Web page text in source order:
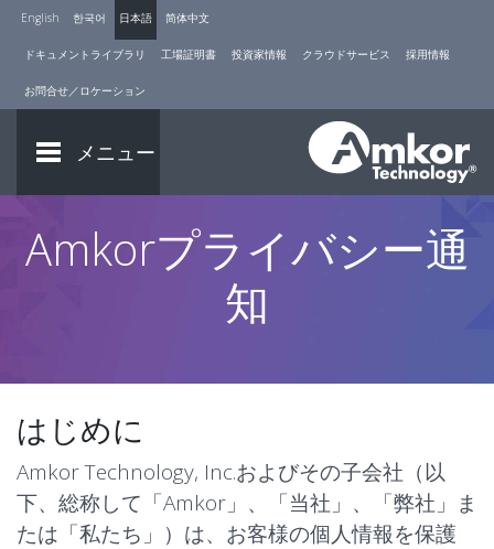
English 한국어 日本語 简体中文
ドキュメントライブラリ 工場証明書 投資家情報 クラウドサービス 採用情報
お問合せ／ロケーション
メニュー
Amkorプライバシー通
知
はじめに
Amkor Technology, Inc.およびその子会社（以
下、総称して「Amkor」、「当社」、「弊社」ま
たは「私たち」）は、お客様の個人情報を保護